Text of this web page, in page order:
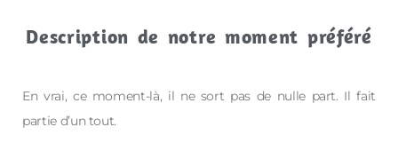
Description de notre moment préféré
En vrai, ce moment-là, il ne sort pas de nulle part. Il fait
partie d’un tout.